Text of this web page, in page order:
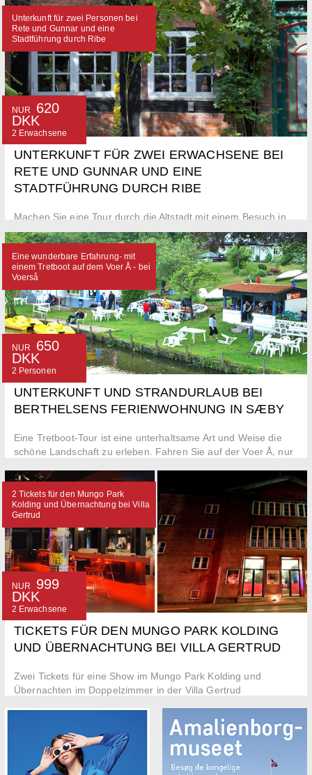
in der Ferienwohnung.
UNTERKUNFT FÜR ZWEI ERWACHSENE BEI
RETE UND GUNNAR UND EINE
STADTFÜHRUNG DURCH RIBE
Machen Sie eine Tour durch die Altstadt mit einem Besuch in
der Kathedrale von Ribe.
Unterkunft für zwei Personen bei
Rete und Gunnar und eine
Stadtführung durch Ribe
NUR
620
DKK
2 Erwachsene
UNTERKUNFT UND STRANDURLAUB BEI
BERTHELSENS FERIENWOHNUNG IN SÆBY
Eine Tretboot-Tour ist eine unterhaltsame Art und Weise die
schöne Landschaft zu erleben. Fahren Sie auf der Voer Å, nur
Eine wunderbare Erfahrung- mit
einem Tretboot auf dem Voer Å - bei
Voerså
NUR
650
DKK
2 Personen
TICKETS FÜR DEN MUNGO PARK KOLDING
UND ÜBERNACHTUNG BEI VILLA GERTRUD
Zwei Tickets für eine Show im Mungo Park Kolding und
Übernachten im Doppelzimmer in der Villa Gertrud
2 Tickets für den Mungo Park
Kolding und Übernachtung bei Villa
Gertrud
NUR
999
DKK
2 Erwachsene